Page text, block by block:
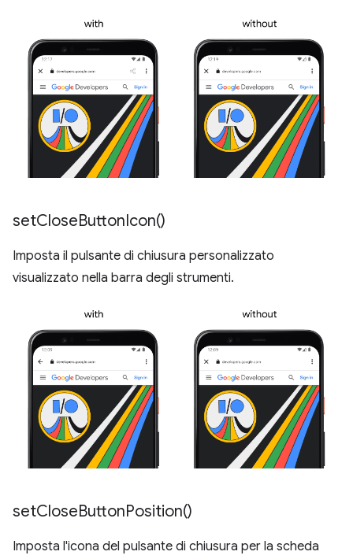
setCloseButtonIcon()
Imposta il pulsante di chiusura personalizzato
visualizzato nella barra degli strumenti.
setCloseButtonPosition()
Imposta l'icona del pulsante di chiusura per la scheda